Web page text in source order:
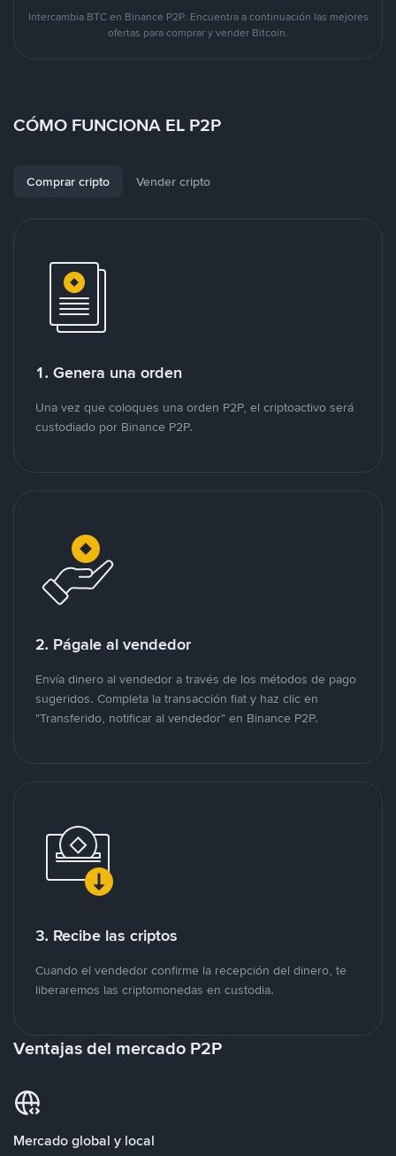
Intercambia BTC en Binance P2P. Encuentra a continuación las mejores
ofertas para comprar y vender Bitcoin.
CÓMO FUNCIONA EL P2P
Comprar cripto Vender cripto
1. Genera una orden
Una vez que coloques una orden P2P, el criptoactivo será
custodiado por Binance P2P.
2. Págale al vendedor
Envía dinero al vendedor a través de los métodos de pago
sugeridos. Completa la transacción fiat y haz clic en
"Transferido, notificar al vendedor" en Binance P2P.
3. Recibe las criptos
Cuando el vendedor confirme la recepción del dinero, te
liberaremos las criptomonedas en custodia.
Ventajas del mercado P2P
Mercado global y local